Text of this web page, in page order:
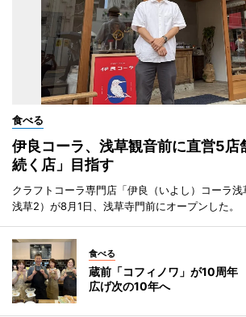
食べる
伊良コーラ、浅草観音前に直営5
続く店」目指す
クラフトコーラ専門店「伊良（いよし）コーラ
浅草2）が8月1日、浅草寺門前にオープンした。
食べる
蔵前「コフィノワ」が10周年
広げ次の10年へ